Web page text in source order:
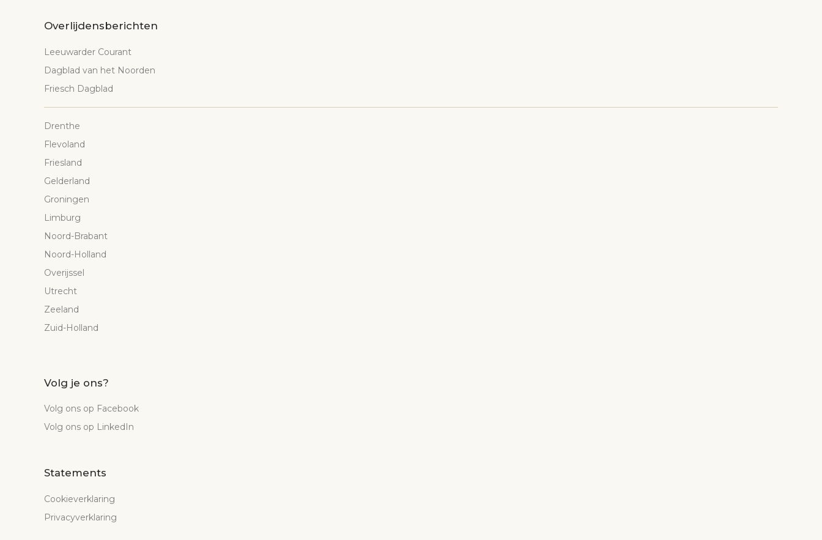
Overlijdensberichten
Leeuwarder Courant
Dagblad van het Noorden
Friesch Dagblad
Drenthe
Flevoland
Friesland
Gelderland
Groningen
Limburg
Noord-Brabant
Noord-Holland
Overijssel
Utrecht
Zeeland
Zuid-Holland
Volg je ons?
Volg ons op Facebook
Volg ons op LinkedIn
Statements
Cookieverklaring
Privacyverklaring